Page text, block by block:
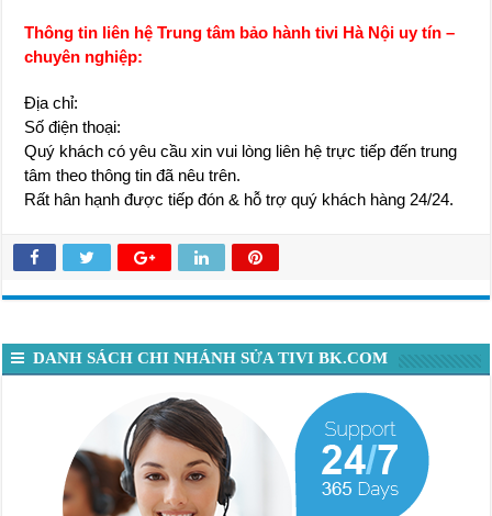
Thông tin liên hệ Trung tâm bảo hành tivi Hà Nội uy tín –
chuyên nghiệp:
Địa chỉ:
Số điện thoại:
Quý khách có yêu cầu xin vui lòng liên hệ trực tiếp đến trung
tâm theo thông tin đã nêu trên.
Rất hân hạnh được tiếp đón & hỗ trợ quý khách hàng 24/24.
DANH SÁCH CHI NHÁNH SỬA TIVI BK.COM